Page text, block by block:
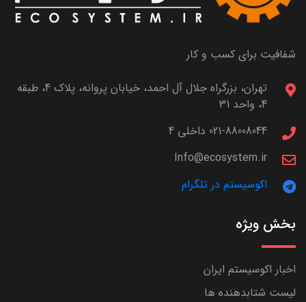
شفافیت برای کسب و کار
تهران، بزرگراه جلال آل احمد، خیابان پروانه، پلاک 4، طبقه
4، واحد 31
021-88008044 داخلی 4
Info@ecosystem.ir
اکوسیستم در تلگرام
بخش ویژه
اخبار اکوسیستم ایران
لیست شتابدهنده ها